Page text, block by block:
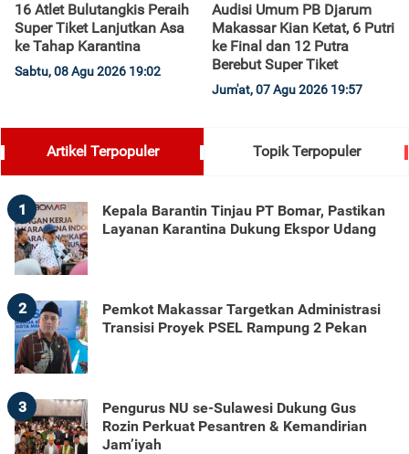
16 Atlet Bulutangkis Peraih
Super Tiket Lanjutkan Asa
ke Tahap Karantina
Sabtu, 08 Agu 2026 19:02
Audisi Umum PB Djarum
Makassar Kian Ketat, 6 Putri
ke Final dan 12 Putra
Berebut Super Tiket
Jum'at, 07 Agu 2026 19:57
Artikel Terpopuler Topik Terpopuler
1
Kepala Barantin Tinjau PT Bomar, Pastikan
Layanan Karantina Dukung Ekspor Udang
2
Pemkot Makassar Targetkan Administrasi
Transisi Proyek PSEL Rampung 2 Pekan
3
Pengurus NU se-Sulawesi Dukung Gus
Rozin Perkuat Pesantren & Kemandirian
Jam’iyah